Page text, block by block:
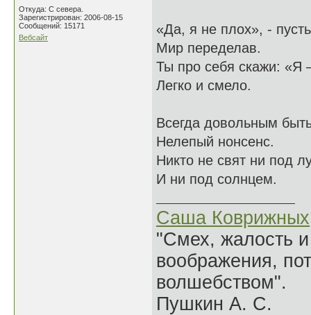
Откуда: С севера.
Зарегистрирован: 2006-08-15
Сообщений: 15171
Вебсайт
«Да, я не плох», -
Мир переделав.
Ты про себя скажи: «Я
Легко и смело.
Всегда довольным
Нелепый нонсенс.
Никто не свят ни под
И ни под солнцем.
Саша Коврижных
"Смех, жалость
воображения,
волшебством".
Пушкин А. С.